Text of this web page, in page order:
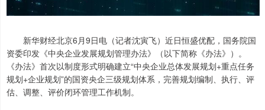
新华财经北京6月9日电（记者沈寅飞）近日恒盛优配，国务院国
资委印发《中央企业发展规划管理办法》（以下简称《办法》）。
《办法》首次以制度形式明确建立“中央企业总体发展规划+重点任务
规划+企业规划”的国资央企三级规划体系，完善规划编制、执行、评
估、调整、评价闭环管理工作机制。